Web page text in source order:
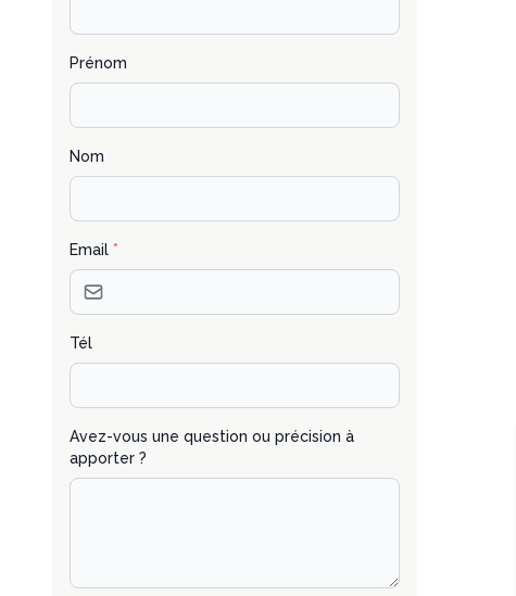
Prénom
Nom
Email *
Tél
Avez-vous une question ou précision à
apporter ?